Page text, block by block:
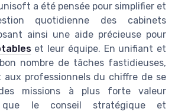
a été pensée pour simplifier et
quotidienne des cabinets
ainsi une aide précieuse pour
et leur équipe. En unifiant et
nombre de tâches fastidieuses,
professionnels du chiffre de se
missions à plus forte valeur
le conseil stratégique et